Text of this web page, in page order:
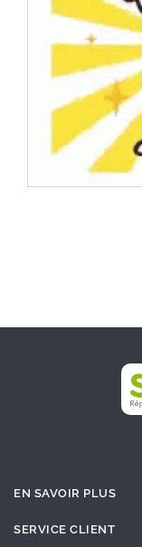
EN SAVOIR PLUS
SERVICE CLIENT